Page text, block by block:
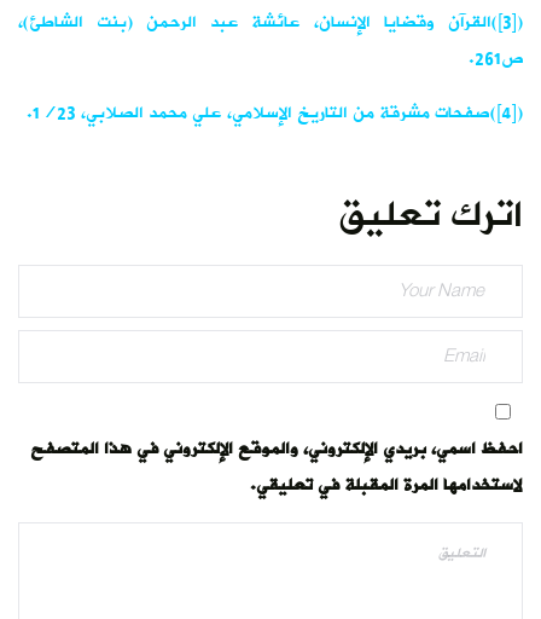
([3])القرآن وقضايا الإنسان، عائشة عبد الرحمن (بنت الشاطئ)،
ص261.
([4])صفحات مشرقة من التاريخ الإسلامي، علي محمد الصلابي، 1/23.
اترك تعليق
احفظ اسمي، بريدي الإلكتروني، والموقع الإلكتروني في هذا المتصفح
لاستخدامها المرة المقبلة في تعليقي.